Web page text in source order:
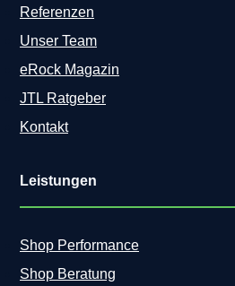
Referenzen
Unser Team
eRock Magazin
JTL Ratgeber
Kontakt
Leistungen
Shop Performance
Shop Beratung